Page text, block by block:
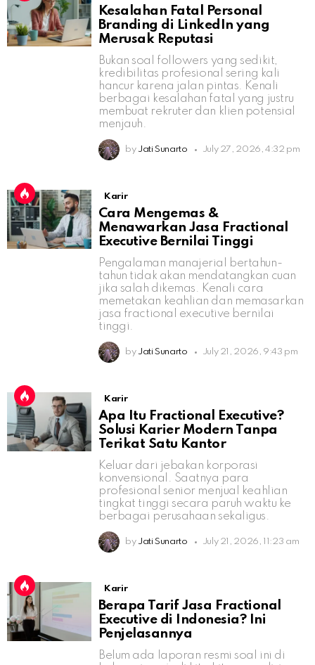
Kesalahan Fatal Personal
Branding di LinkedIn yang
Merusak Reputasi
Bukan soal followers yang sedikit,
kredibilitas profesional sering kali
hancur karena jalan pintas. Kenali
berbagai kesalahan fatal yang justru
membuat rekruter dan klien potensial
menjauh.
by Jati Sunarto July 27, 2026, 4:32 pm
Karir
Cara Mengemas &
Menawarkan Jasa Fractional
Executive Bernilai Tinggi
Pengalaman manajerial bertahun-
tahun tidak akan mendatangkan cuan
jika salah dikemas. Kenali cara
memetakan keahlian dan memasarkan
jasa fractional executive bernilai
tinggi.
by Jati Sunarto July 21, 2026, 9:43 pm
Karir
Apa Itu Fractional Executive?
Solusi Karier Modern Tanpa
Terikat Satu Kantor
Keluar dari jebakan korporasi
konvensional. Saatnya para
profesional senior menjual keahlian
tingkat tinggi secara paruh waktu ke
berbagai perusahaan sekaligus.
by Jati Sunarto July 21, 2026, 11:23 am
Karir
Berapa Tarif Jasa Fractional
Executive di Indonesia? Ini
Penjelasannya
Belum ada laporan resmi soal ini di